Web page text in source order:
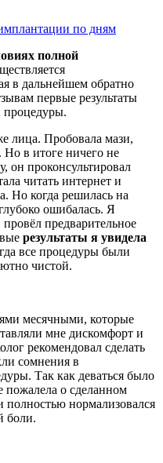
по дням
полной
в дальнейшем обратно
первые результаты
процедуры.
лица. Пробовала мази,
Но в итоге ничего не
он проконсультировал
читать интернет и
Но когда решилась на
ошибалась. Я
предварительное
результаты я увидела
все процедуры были
чистой.
месячными, которые
мне дискомфорт и
рекомендовал сделать
сомнения в
Так как деваться было
пожалела о сделанном
полностью нормализовался
боли.